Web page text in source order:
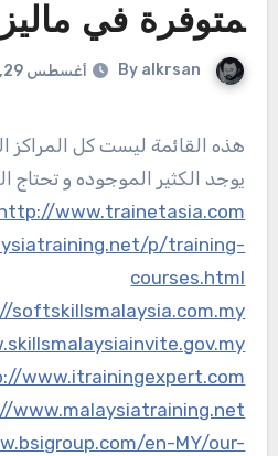
متوفرة في
By alkrsan أغسطس 29, 2016
هذه القائمة ليست كل المراكز
يوجد الكثير الموجوده و تحتاج
www.trainetasia.com/
p/training-
courses.html
softskillsmalaysia.com.my/
www.itrainingexpert.com/
www.malaysiatraining.net/
en-MY/our-